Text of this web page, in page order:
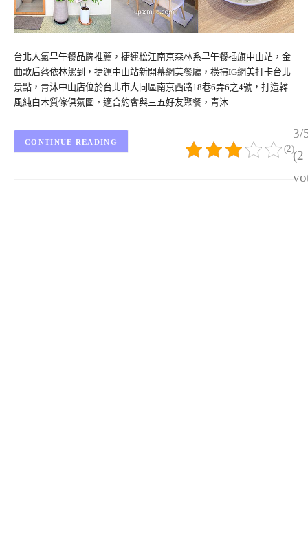
台北人氣早午餐品牌推薦，捷運松江南京森林系早午餐插旗中山站，金
曲歌后蔡依林駕到，捷運中山站新開幕網美餐廳，橫掃IG網美打卡台北
景點，青沐中山店位於台北市大同區南京西路18巷6弄6之4號，打造韓
風純白木質傢俱氛圍，適合約會與三五好友聚餐，青沐…
3/
(2
(2)
CONTINUE READING